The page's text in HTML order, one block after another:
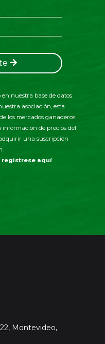
nuestra base de datos
asociación, esta
los mercados ganaderos.
información de precios del
una suscripción
registrese aquí
Montevideo,